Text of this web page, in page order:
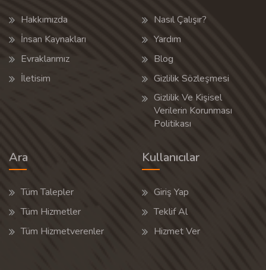
Hakkımızda
İnsan Kaynakları
Evraklarımız
İletisim
Nasıl Çalışır?
Yardım
Blog
Gizlilik Sözleşmesi
Gizlilik Ve Kişisel
Verilerin Korunması
Politikası
Ara
Tüm Talepler
Tüm Hizmetler
Tüm Hizmetverenler
Kullanıcılar
Giriş Yap
Teklif Al
Hizmet Ver